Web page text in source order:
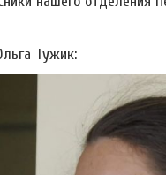
Тужик: